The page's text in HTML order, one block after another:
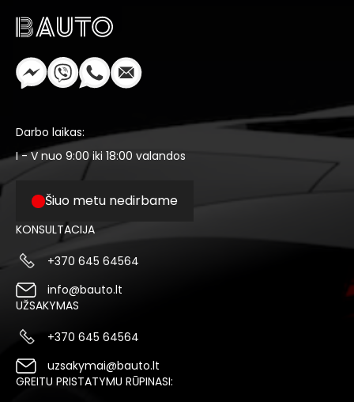
Darbo laikas:
I - V nuo 9:00 iki 18:00 valandos
Šiuo metu nedirbame
KONSULTACIJA
+370 645 64564
info@bauto.lt
UŽSAKYMAS
+370 645 64564
uzsakymai@bauto.lt
GREITU PRISTATYMU RŪPINASI: